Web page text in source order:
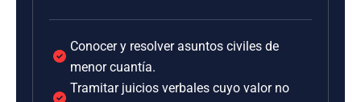
Conocer y resolver asuntos civiles de
menor cuantía.
Tramitar juicios verbales cuyo valor no